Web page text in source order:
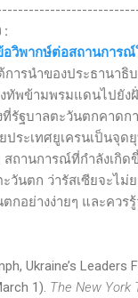
:
วิพากษ์ต่อสถานการณ์
การนำของประธานา
ทัพข้ามพรมแดนไปยัง
งที่รัฐบาลตะวันตกคาด
ประเทศยูเครนเป็นจุด
ถานการณ์ที่กำลังเกิด
วันตก ว่ารัสเซียจะไม่
กอย่างง่ายๆ และควรรู้
Ukraine’s Leaders
1). The New York